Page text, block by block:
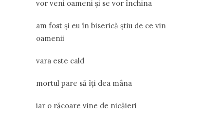
vor veni oameni şi se vor închina
am fost şi eu în biserică ştiu de ce vin
oamenii
vara este cald
mortul pare să îţi dea mâna
iar o răcoare vine de nicăieri